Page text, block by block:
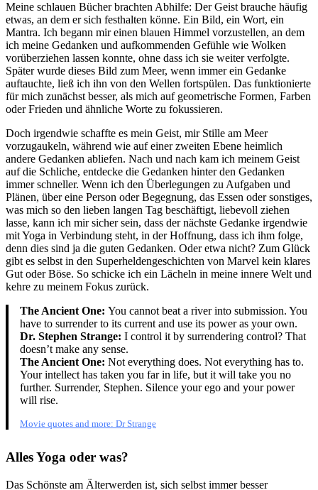
Meine schlauen Bücher brachten Abhilfe: Der Geist brauche häufig
etwas, an dem er sich festhalten könne. Ein Bild, ein Wort, ein
Mantra. Ich begann mir einen blauen Himmel vorzustellen, an dem
ich meine Gedanken und aufkommenden Gefühle wie Wolken
vorüberziehen lassen konnte, ohne dass ich sie weiter verfolgte.
Später wurde dieses Bild zum Meer, wenn immer ein Gedanke
auftauchte, ließ ich ihn von den Wellen fortspülen. Das funktionierte
für mich zunächst besser, als mich auf geometrische Formen, Farben
oder Frieden und ähnliche Worte zu fokussieren.
Doch irgendwie schaffte es mein Geist, mir Stille am Meer
vorzugaukeln, während wie auf einer zweiten Ebene heimlich
andere Gedanken abliefen. Nach und nach kam ich meinem Geist
auf die Schliche, entdecke die Gedanken hinter den Gedanken
immer schneller. Wenn ich den Überlegungen zu Aufgaben und
Plänen, über eine Person oder Begegnung, das Essen oder sonstiges,
was mich so den lieben langen Tag beschäftigt, liebevoll ziehen
lasse, kann ich mir sicher sein, dass der nächste Gedanke irgendwie
mit Yoga in Verbindung steht, in der Hoffnung, dass ich ihm folge,
denn dies sind ja die guten Gedanken. Oder etwa nicht? Zum Glück
gibt es selbst in den Superheldengeschichten von Marvel kein klares
Gut oder Böse. So schicke ich ein Lächeln in meine innere Welt und
kehre zu meinem Fokus zurück.
The Ancient One: You cannot beat a river into submission. You
have to surrender to its current and use its power as your own.
Dr. Stephen Strange: I control it by surrendering control? That
doesn’t make any sense.
The Ancient One: Not everything does. Not everything has to.
Your intellect has taken you far in life, but it will take you no
further. Surrender, Stephen. Silence your ego and your power
will rise.
Movie quotes and more: Dr Strange
Alles Yoga oder was?
Das Schönste am Älterwerden ist, sich selbst immer besser